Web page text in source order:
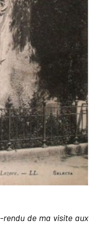
de ma visite aux